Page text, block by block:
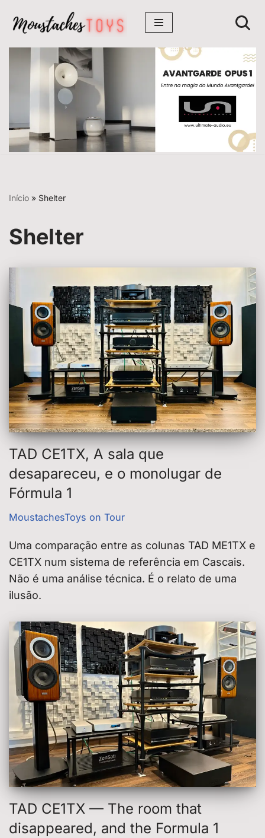
Avançar
para
conteúdo
Início » Shelter
Shelter
TAD CE1TX, A sala que
desapareceu, e o monolugar de
Fórmula 1
MoustachesToys on Tour
Uma comparação entre as colunas TAD ME1TX e
CE1TX num sistema de referência em Cascais.
Não é uma análise técnica. É o relato de uma
ilusão.
TAD CE1TX — The room that
disappeared, and the Formula 1